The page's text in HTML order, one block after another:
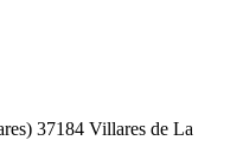
37184 Villares de La